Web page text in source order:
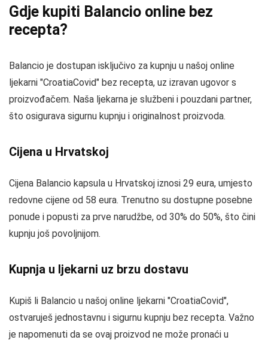
Gdje kupiti Balancio online bez
recepta?
Balancio je dostupan isključivo za kupnju u našoj online
ljekarni "CroatiaCovid" bez recepta, uz izravan ugovor s
proizvođačem. Naša ljekarna je službeni i pouzdani partner,
što osigurava sigurnu kupnju i originalnost proizvoda.
Cijena u Hrvatskoj
Cijena Balancio kapsula u Hrvatskoj iznosi 29 eura, umjesto
redovne cijene od 58 eura. Trenutno su dostupne posebne
ponude i popusti za prve narudžbe, od 30% do 50%, što čini
kupnju još povoljnijom.
Kupnja u ljekarni uz brzu dostavu
Kupiš li Balancio u našoj online ljekarni "CroatiaCovid",
ostvaruješ jednostavnu i sigurnu kupnju bez recepta. Važno
je napomenuti da se ovaj proizvod ne može pronaći u